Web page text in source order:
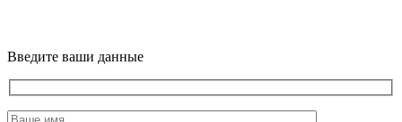
Введите ваши данные